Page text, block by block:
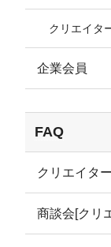
クリエイタ
企業会員
FAQ
クリエイタ
商談会[クリ